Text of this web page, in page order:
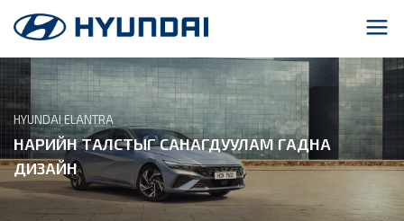
HYUNDAI ELANTRA
НАРИЙН ТАЛСТЫГ САНАГДУУЛАМ ГАДНА
ДИЗАЙН